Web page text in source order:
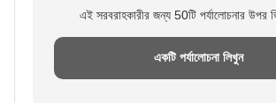
এই সরবরাহকারীর জন্য 50টি পর্যালোচনার উপর
একটি পর্যালোচনা লিখুন